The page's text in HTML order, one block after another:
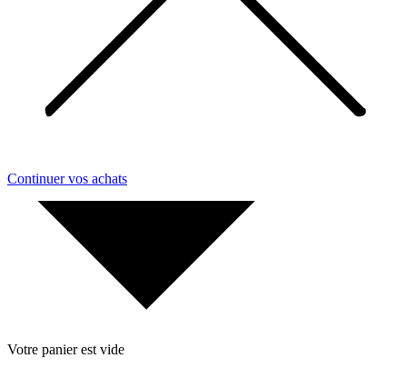
Continuer vos achats
Votre panier est vide